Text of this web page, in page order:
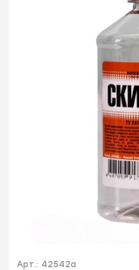
Арт.: 42542a